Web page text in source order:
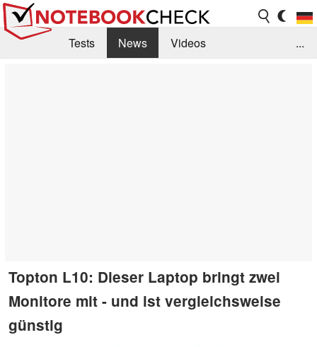
Tests News
Videos
...
Topton L10: Dieser Laptop bringt zwei
Monitore mit - und ist vergleichsweise
günstig